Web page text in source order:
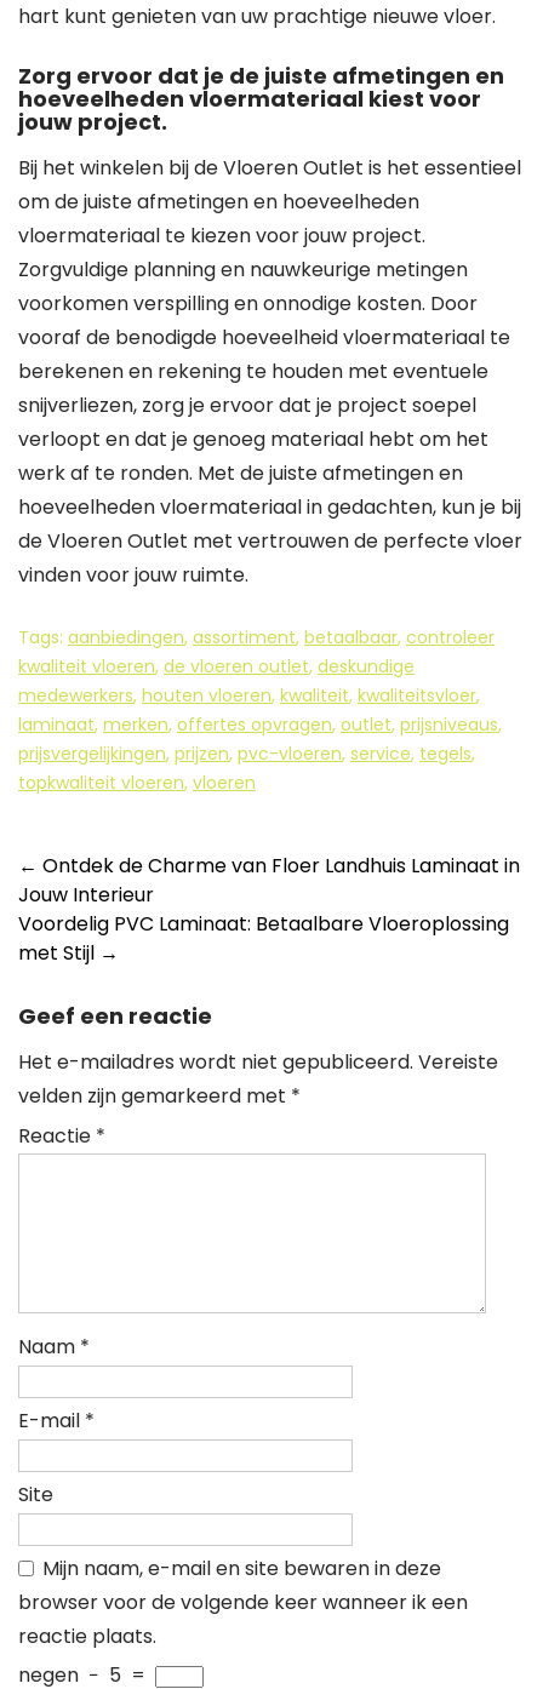
hart kunt genieten van uw prachtige nieuwe vloer.
Zorg ervoor dat je de juiste afmetingen en
hoeveelheden vloermateriaal kiest voor
jouw project.
Bij het winkelen bij de Vloeren Outlet is het essentieel
om de juiste afmetingen en hoeveelheden
vloermateriaal te kiezen voor jouw project.
Zorgvuldige planning en nauwkeurige metingen
voorkomen verspilling en onnodige kosten. Door
vooraf de benodigde hoeveelheid vloermateriaal te
berekenen en rekening te houden met eventuele
snijverliezen, zorg je ervoor dat je project soepel
verloopt en dat je genoeg materiaal hebt om het
werk af te ronden. Met de juiste afmetingen en
hoeveelheden vloermateriaal in gedachten, kun je bij
de Vloeren Outlet met vertrouwen de perfecte vloer
vinden voor jouw ruimte.
Tags: aanbiedingen, assortiment, betaalbaar, controleer
kwaliteit vloeren, de vloeren outlet, deskundige
medewerkers, houten vloeren, kwaliteit, kwaliteitsvloer,
laminaat, merken, offertes opvragen, outlet, prijsniveaus,
prijsvergelijkingen, prijzen, pvc-vloeren, service, tegels,
topkwaliteit vloeren, vloeren
Berichtnavigatie
← Ontdek de Charme van Floer Landhuis Laminaat in
Jouw Interieur
Voordelig PVC Laminaat: Betaalbare Vloeroplossing
met Stijl →
Geef een reactie
Het e-mailadres wordt niet gepubliceerd. Vereiste
velden zijn gemarkeerd met *
Reactie *
Naam *
E-mail *
Site
Mijn naam, e-mail en site bewaren in deze
browser voor de volgende keer wanneer ik een
reactie plaats.
negen − 5 =